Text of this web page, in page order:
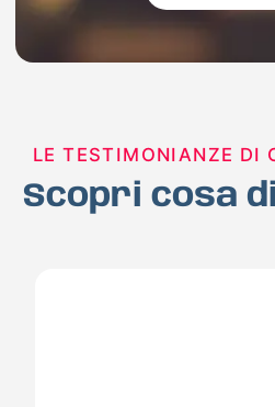
LE TESTIMONIANZE DI
Scopri cosa